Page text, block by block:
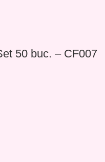
50 buc. – CF007